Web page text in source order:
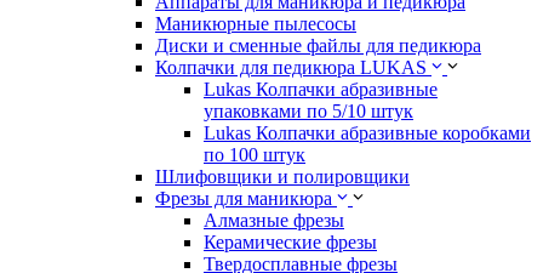
Маникюрные пылесосы
Диски и сменные файлы для педикюра
Колпачки для педикюра LUKAS
Lukas Колпачки абразивные
упаковками по 5/10 штук
Lukas Колпачки абразивные коробками
по 100 штук
Шлифовщики и полировщики
Фрезы для маникюра
Алмазные фрезы
Керамические фрезы
Твердосплавные фрезы